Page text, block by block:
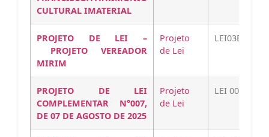
CULTURAL IMATERIAL
PROJETO DE LEI –
PROJETO VEREADOR
MIRIM
Projeto
de Lei
LEI03Baixar
PROJETO DE LEI
COMPLEMENTAR N°007,
DE 07 DE AGOSTO DE 2025
Projeto
de Lei
LEI 007Baixar